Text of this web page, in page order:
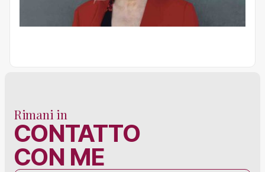
Rimani in
CONTATTO
CON ME